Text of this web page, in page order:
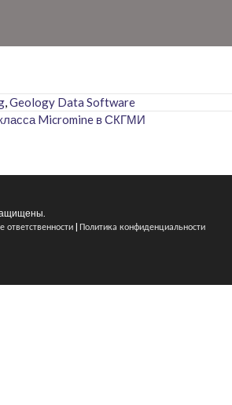
,Geology Data Software
Micromine в СКГМИ
ответственности | Политика конфиденциальности